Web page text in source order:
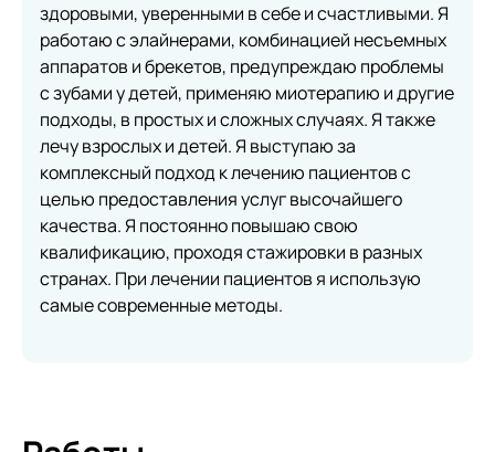
здоровыми, уверенными в себе и счастливыми. Я
работаю с элайнерами, комбинацией несъемных
аппаратов и брекетов, предупреждаю проблемы
с зубами у детей, применяю миотерапию и другие
подходы, в простых и сложных случаях. Я также
лечу взрослых и детей. Я выступаю за
комплексный подход к лечению пациентов с
целью предоставления услуг высочайшего
качества. Я постоянно повышаю свою
квалификацию, проходя стажировки в разных
странах. При лечении пациентов я использую
самые современные методы.